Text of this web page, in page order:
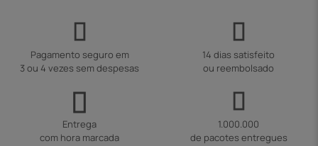
Pagamento seguro em
3 ou 4 vezes sem despesas
14 dias satisfeito
ou reembolsado
Entrega
com hora marcada
1.000.000
de pacotes entregues